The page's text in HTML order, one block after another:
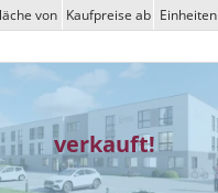
von Kaufpreise ab Ein­heiten
verkauft!